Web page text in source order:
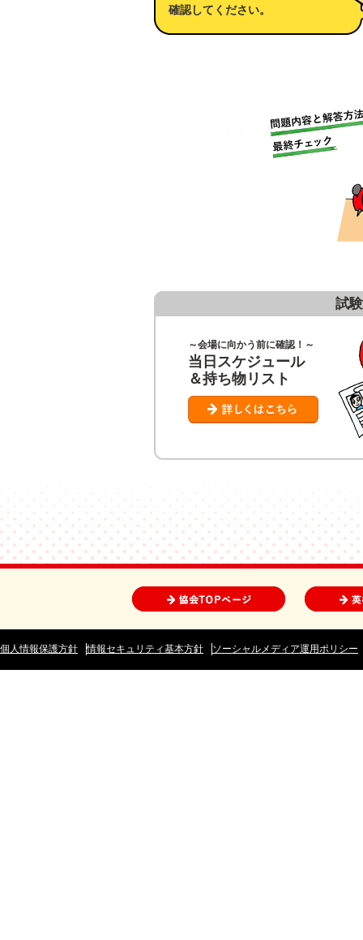
確認してください。
試
～会場に向かう前に確認！～
当日スケジュール
＆持ち物リスト
個人情報保護方針 情報セキュリティ基本方針 ソーシャルメディア運用ポリシー